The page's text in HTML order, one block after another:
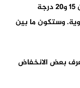
الأطلس، الريف، والمنطقة الشرقية، وما بين 15 و20 درجة
وستكون ما بين
تعرف بعض الانخفاض